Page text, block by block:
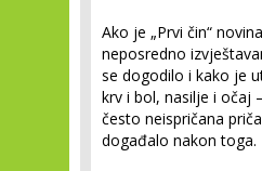
Ako je „Prvi čin“
neposredno
se dogodilo i kako je
krv i bol, nasilje i očaj
često neispričana
događalo nakon toga.